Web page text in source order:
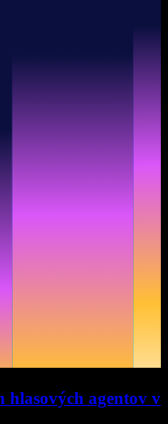
hlasových agentov v